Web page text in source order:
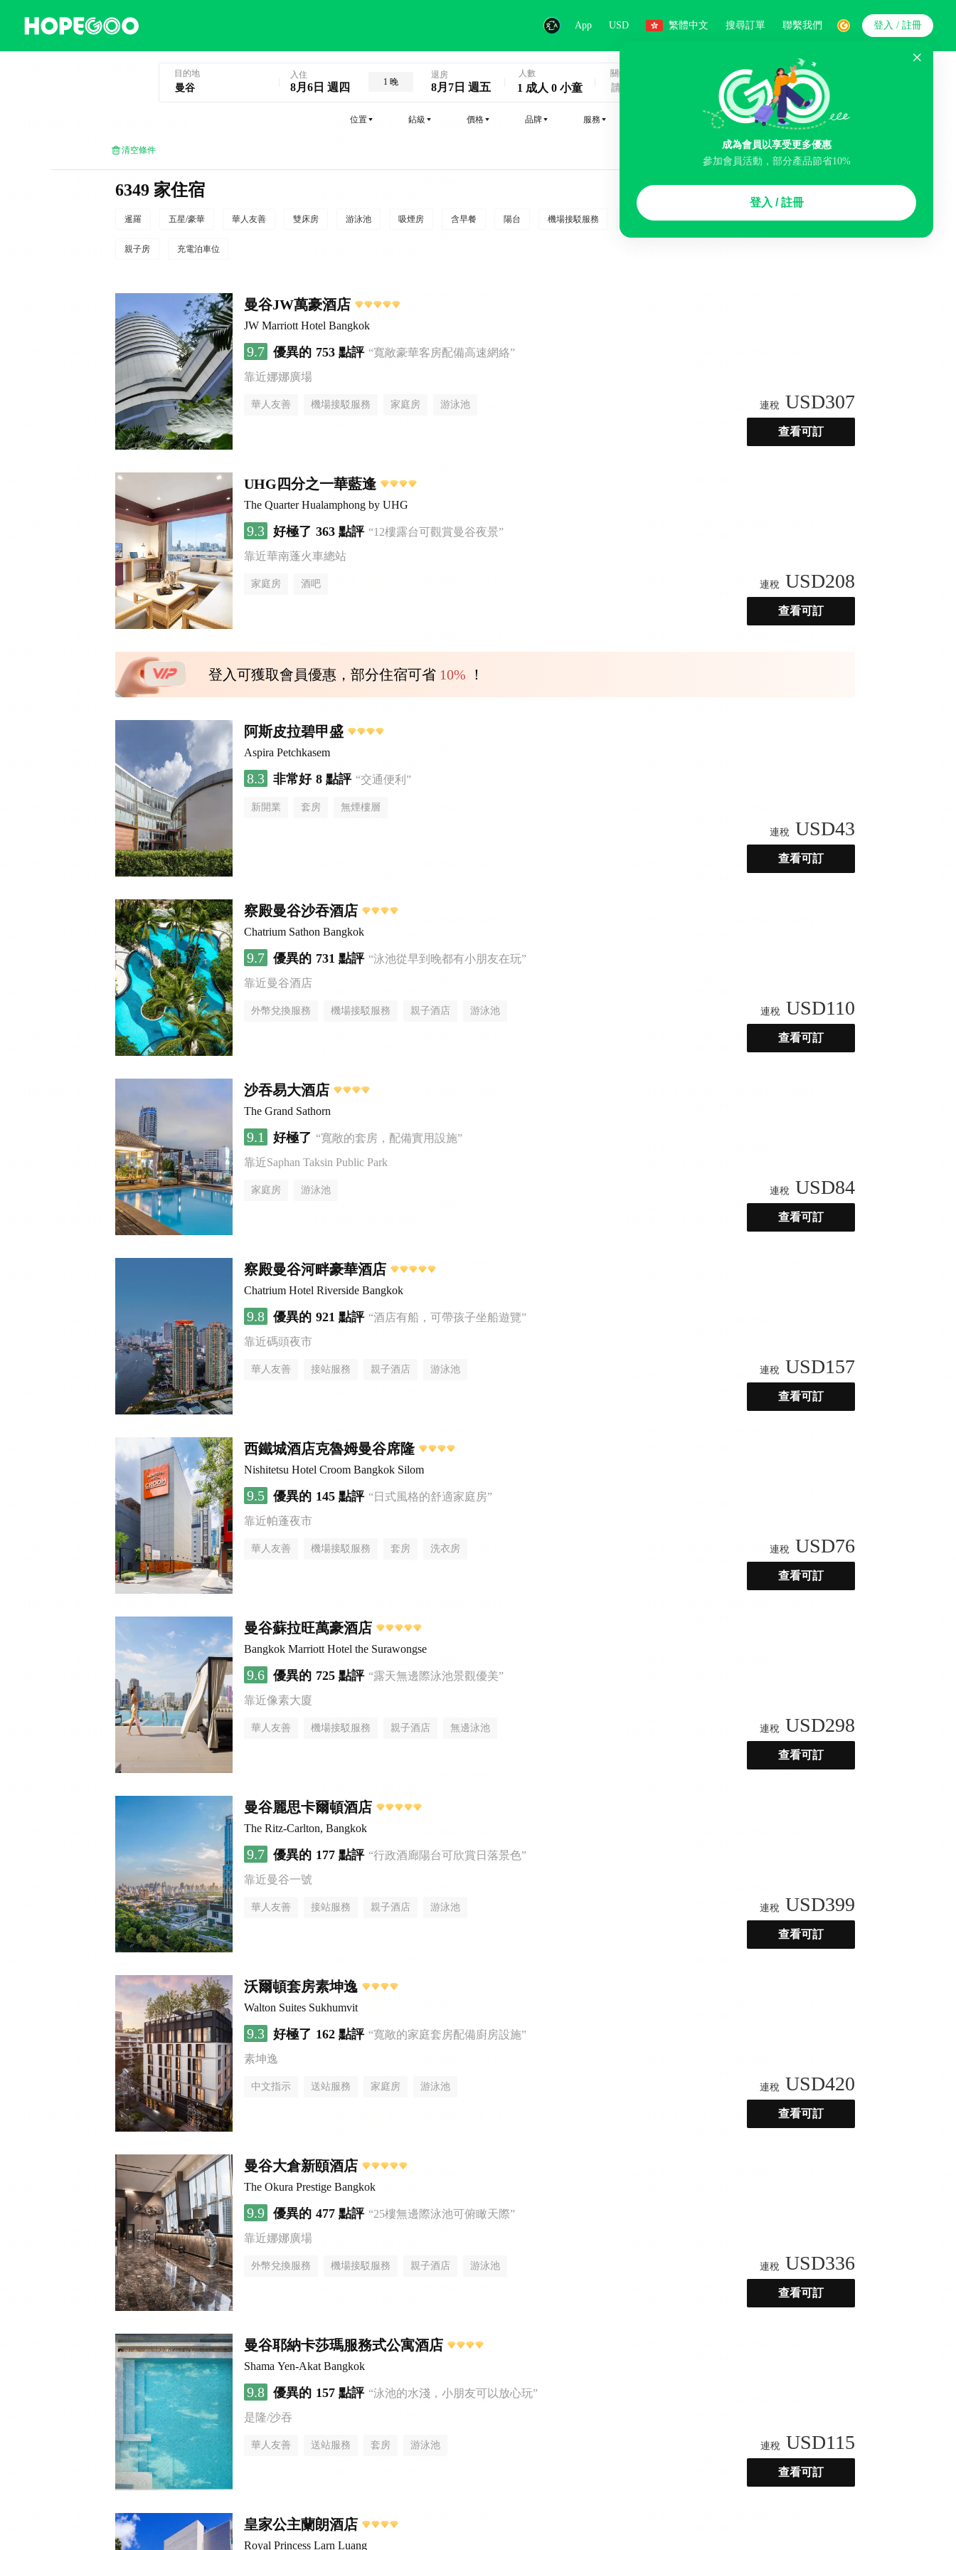
App USD 繁體中文 搜尋訂單 聯繫我們
成為會員以享受更多優惠
參加會員活動，部分產品節省10%
登入 / 註冊
登入 / 註冊
目的地 入住
8月6日 週四 1 晚
退房
8月7日 週五
人數
1 成人 0 小童
關鍵字
搜索
位置 鉆級 價格 品牌 服務
清空條件
6349 家住宿
暹羅 五星/豪華 華人友善 雙床房 游泳池 吸煙房 含早餐 陽台 機場接駁服務 吸煙區 免費取消 民宿 泊車場
親子房 充電泊車位
曼谷JW萬豪酒店
JW Marriott Hotel Bangkok
9.7 優異的 753 點評 “寬敞豪華客房配備高速網絡”
靠近娜娜廣場
華人友善 機場接駁服務 家庭房 游泳池 連稅 USD307
查看可訂
UHG四分之一華藍逢
The Quarter Hualamphong by UHG
9.3 好極了 363 點評 “12樓露台可觀賞曼谷夜景”
靠近華南蓬火車總站
家庭房 酒吧 連稅 USD208
查看可訂
登入可獲取會員優惠，部分住宿可省 10% ！
阿斯皮拉碧甲盛
Aspira Petchkasem
8.3 非常好 8 點評 “交通便利”
新開業 套房 無煙樓層
連稅 USD43
查看可訂
察殿曼谷沙吞酒店
Chatrium Sathon Bangkok
9.7 優異的 731 點評 “泳池從早到晚都有小朋友在玩”
靠近曼谷酒店
外幣兌換服務 機場接駁服務 親子酒店 游泳池 連稅 USD110
查看可訂
沙吞易大酒店
The Grand Sathorn
9.1 好極了 “寬敞的套房，配備實用設施”
靠近Saphan Taksin Public Park
家庭房 游泳池 連稅 USD84
查看可訂
察殿曼谷河畔豪華酒店
Chatrium Hotel Riverside Bangkok
9.8 優異的 921 點評 “酒店有船，可帶孩子坐船遊覽”
靠近碼頭夜市
華人友善 接站服務 親子酒店 游泳池 連稅 USD157
查看可訂
西鐵城酒店克魯姆曼谷席隆
Nishitetsu Hotel Croom Bangkok Silom
9.5 優異的 145 點評 “日式風格的舒適家庭房”
靠近帕蓬夜市
華人友善 機場接駁服務 套房 洗衣房 連稅 USD76
查看可訂
曼谷蘇拉旺萬豪酒店
Bangkok Marriott Hotel the Surawongse
9.6 優異的 725 點評 “露天無邊際泳池景觀優美”
靠近像素大廈
華人友善 機場接駁服務 親子酒店 無邊泳池 連稅 USD298
查看可訂
曼谷麗思卡爾頓酒店
The Ritz-Carlton, Bangkok
9.7 優異的 177 點評 “行政酒廊陽台可欣賞日落景色”
靠近曼谷一號
華人友善 接站服務 親子酒店 游泳池 連稅 USD399
查看可訂
沃爾頓套房素坤逸
Walton Suites Sukhumvit
9.3 好極了 162 點評 “寬敞的家庭套房配備廚房設施”
素坤逸
中文指示 送站服務 家庭房 游泳池 連稅 USD420
查看可訂
曼谷大倉新頤酒店
The Okura Prestige Bangkok
9.9 優異的 477 點評 “25樓無邊際泳池可俯瞰天際”
靠近娜娜廣場
外幣兌換服務 機場接駁服務 親子酒店 游泳池 連稅 USD336
查看可訂
曼谷耶納卡莎瑪服務式公寓酒店
Shama Yen-Akat Bangkok
9.8 優異的 157 點評 “泳池的水淺，小朋友可以放心玩”
是隆/沙吞
華人友善 送站服務 套房 游泳池 連稅 USD115
查看可訂
皇家公主蘭朗酒店
Royal Princess Larn Luang